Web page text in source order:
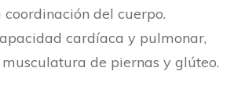
del cuerpo.
cardíaca y pulmonar,
de piernas y glúteo.